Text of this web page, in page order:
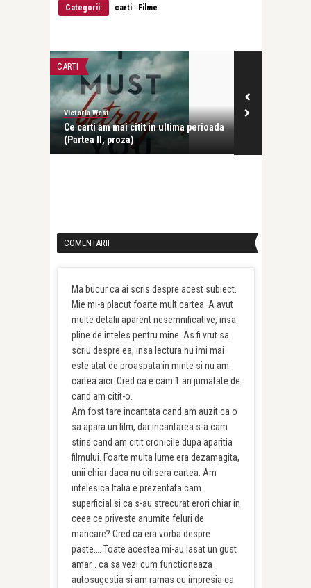
Categorii:
carti · Filme
CARTI
Victoria West
Ce carti am mai citit in ultima perioada
(Partea II, proza)
COMENTARII
Ma bucur ca ai scris despre acest subiect.
Mie mi-a placut foarte mult cartea. A avut
multe detalii aparent nesemnificative, insa
pline de inteles pentru mine. As fi vrut sa
scriu despre ea, insa lectura nu imi mai
este atat de proaspata in minte si nu am
cartea aici. Cred ca e cam 1 an jumatate de
cand am citit-o.
Am fost tare incantata cand am auzit ca o
sa apara un film, dar incantarea s-a cam
stins cand am citit cronicile dupa aparitia
filmului. Foarte multa lume era dezamagita,
unii chiar daca nu citisera cartea. Am
inteles ca Italia e prezentata cam
superficial si ca s-au strecurat erori chiar in
ceea ce priveste anumite feluri de
mancare? Cred ca era vorba despre
paste…. Toate acestea mi-au lasat un gust
amar… ca sa vezi cum functioneaza
autosugestia si am ramas cu impresia ca